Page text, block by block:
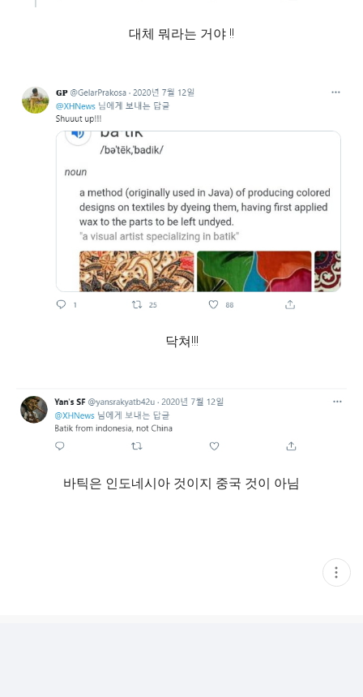
대체 뭐라는 거야 !!
닥쳐!!!
바틱은 인도네시아 것이지 중국 것이 아님
현
재